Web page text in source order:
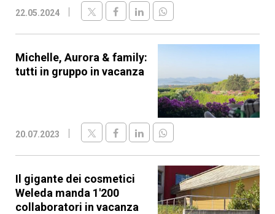
22.05.2024
Michelle, Aurora & family:
tutti in gruppo in vacanza
20.07.2023
Il gigante dei cosmetici
Weleda manda 1'200
collaboratori in vacanza